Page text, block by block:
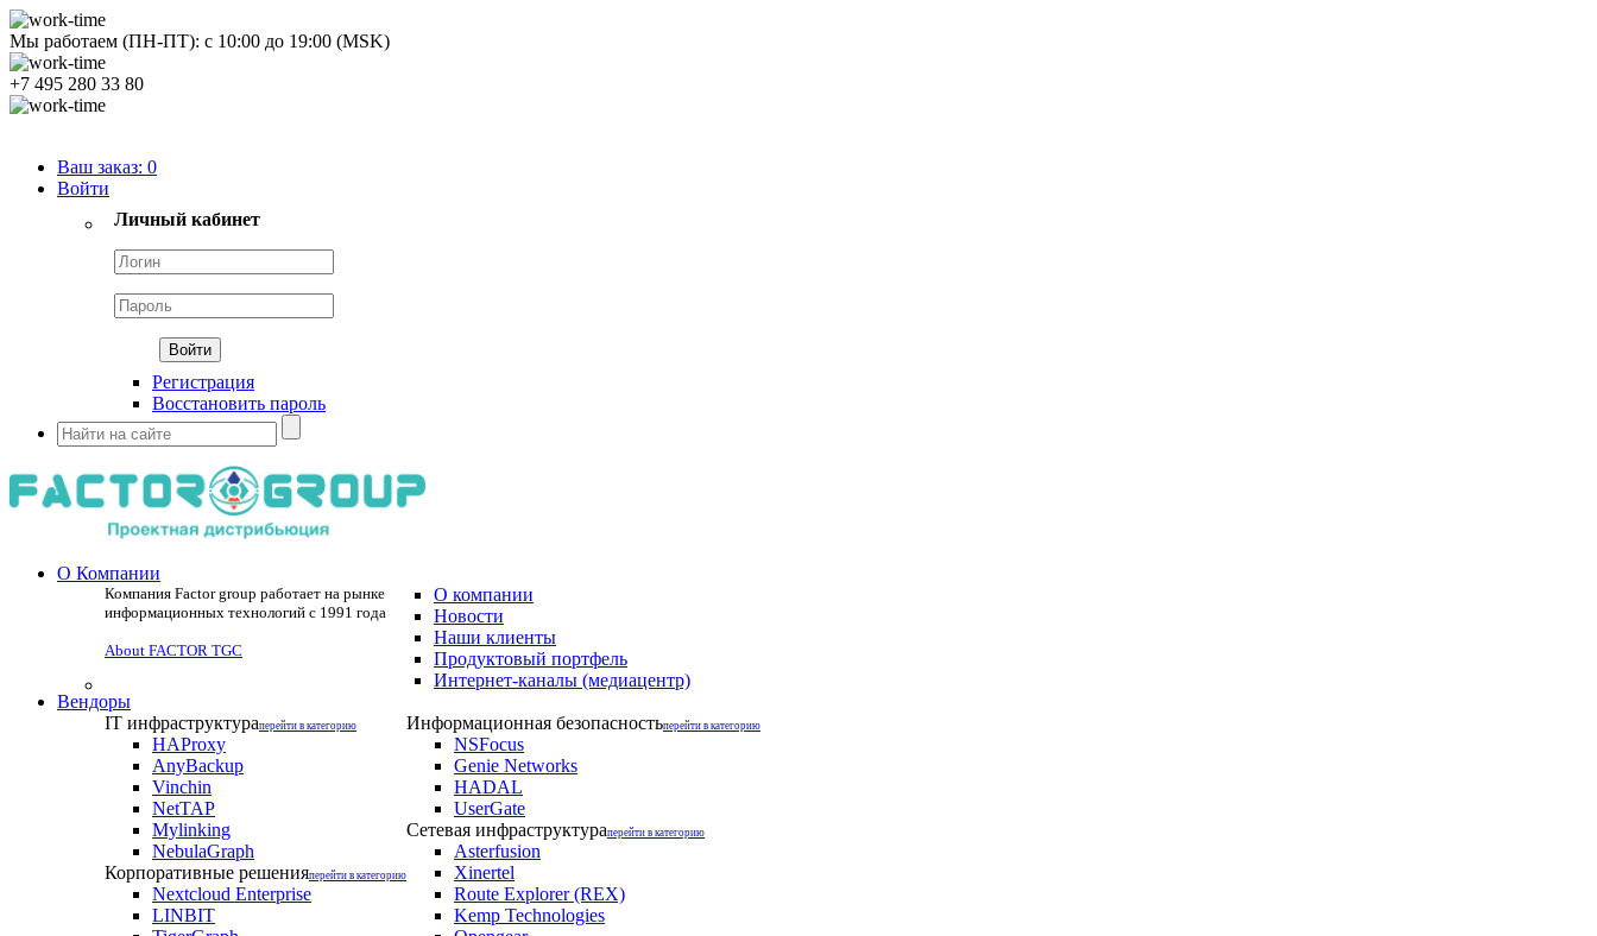
Мы работаем (ПН-ПТ): с 10:00 до 19:00 (MSK)
+7 495 280 33 80
Ваш заказ: 0
Войти
Личный кабинет
Регистрация
Восстановить пароль
О Компании
Компания Factor group работает на рынке
информационных технологий с 1991 года
About FACTOR TGC
О компании
Новости
Наши клиенты
Продуктовый портфель
Интернет-каналы (медиацентр)
Вендоры
IT инфраструктураперейти в категорию
HAProxy
AnyBackup
Vinchin
NetTAP
Mylinking
NebulaGraph
Корпоративные решенияперейти в категорию
Nextcloud Enterprise
LINBIT
Информационная безопасностьперейти в категорию
NSFocus
Genie Networks
HADAL
UserGate
Сетевая инфраструктураперейти в категорию
Asterfusion
Xinertel
Route Explorer (REX)
Kemp Technologies